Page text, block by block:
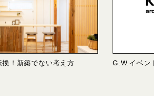
換！新築でない考え方 G.W.イベン